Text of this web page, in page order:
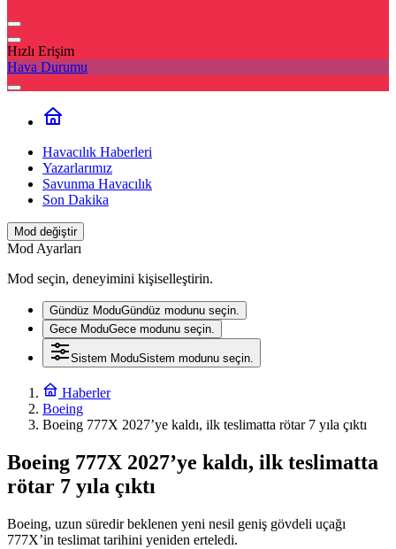
Hızlı Erişim
Hava Durumu
Havacılık Haberleri
Yazarlarımız
Savunma Havacılık
Son Dakika
Mod değiştir
Mod Ayarları
Mod seçin, deneyimini kişiselleştirin.
Gündüz ModuGündüz modunu seçin.
Gece ModuGece modunu seçin.
Sistem ModuSistem modunu seçin.
Haberler
Boeing
Boeing 777X 2027’ye kaldı, ilk teslimatta rötar 7 yıla çıktı
Boeing 777X 2027’ye kaldı, ilk teslimatta
rötar 7 yıla çıktı
Boeing, uzun süredir beklenen yeni nesil geniş gövdeli uçağı
777X’in teslimat tarihini yeniden erteledi.